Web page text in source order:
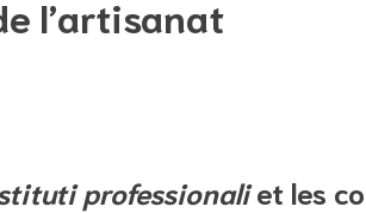
l’artisanat
professionaliet les